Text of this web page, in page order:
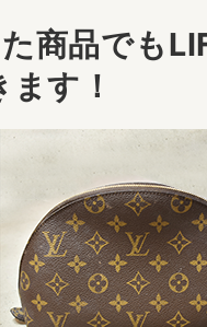
商品でも
す！